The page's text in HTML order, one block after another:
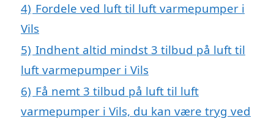
4) Fordele ved luft til luft varmepumper i
Vils
5) Indhent altid mindst 3 tilbud på luft til
luft varmepumper i Vils
6) Få nemt 3 tilbud på luft til luft
varmepumper i Vils, du kan være tryg ved